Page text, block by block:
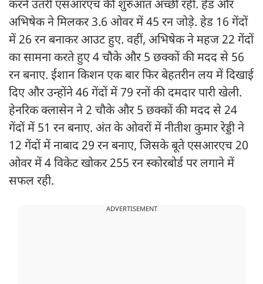
करने उतरी एसआरएच की शुरुआत अच्छी रही. हेड और
अभिषेक ने मिलकर 3.6 ओवर में 45 रन जोड़े. हेड 16 गेंदों
में 26 रन बनाकर आउट हुए. वहीं, अभिषेक ने महज 22 गेंदों
का सामना करते हुए 4 चौके और 5 छक्कों की मदद से 56
रन बनाए. ईशान किशन एक बार फिर बेहतरीन लय में दिखाई
दिए और उन्होंने 46 गेंदों में 79 रनों की दमदार पारी खेली.
हेनरिक क्लासेन ने 2 चौके और 5 छक्कों की मदद से 24
गेंदों में 51 रन बनाए. अंत के ओवरों में नीतीश कुमार रेड्डी ने
12 गेंदों में नाबाद 29 रन बनाए, जिसके बूते एसआरएच 20
ओवर में 4 विकेट खोकर 255 रन स्कोरबोर्ड पर लगाने में
सफल रही.
ADVERTISEMENT